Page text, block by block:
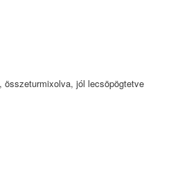
összeturmixolva, jól lecsöpögtetve